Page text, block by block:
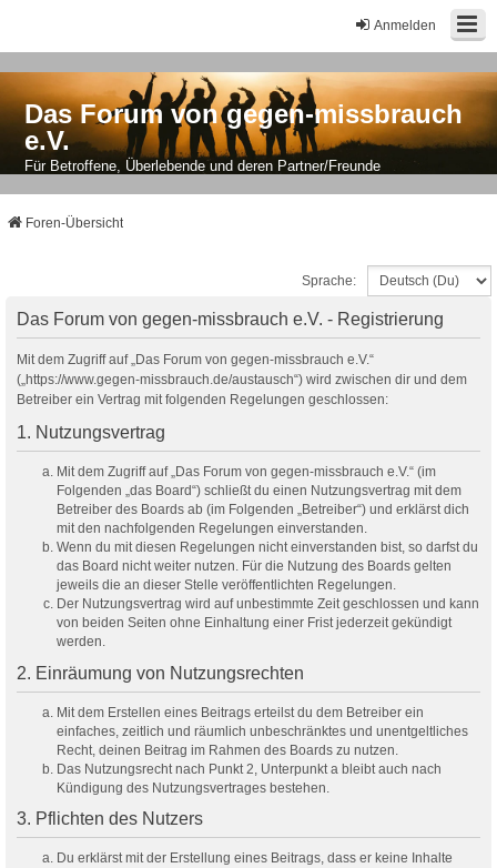
Anmelden
Das Forum von gegen-missbrauch
e.V.
Für Betroffene, Überlebende und deren Partner/Freunde
Foren-Übersicht
Sprache:
Das Forum von gegen-missbrauch e.V. - Registrierung
Mit dem Zugriff auf „Das Forum von gegen-missbrauch e.V.“
(„https://www.gegen-missbrauch.de/austausch“) wird zwischen dir und dem
Betreiber ein Vertrag mit folgenden Regelungen geschlossen:
1. Nutzungsvertrag
Mit dem Zugriff auf „Das Forum von gegen-missbrauch e.V.“ (im
Folgenden „das Board“) schließt du einen Nutzungsvertrag mit dem
Betreiber des Boards ab (im Folgenden „Betreiber“) und erklärst dich
mit den nachfolgenden Regelungen einverstanden.
Wenn du mit diesen Regelungen nicht einverstanden bist, so darfst du
das Board nicht weiter nutzen. Für die Nutzung des Boards gelten
jeweils die an dieser Stelle veröffentlichten Regelungen.
Der Nutzungsvertrag wird auf unbestimmte Zeit geschlossen und kann
von beiden Seiten ohne Einhaltung einer Frist jederzeit gekündigt
werden.
2. Einräumung von Nutzungsrechten
Mit dem Erstellen eines Beitrags erteilst du dem Betreiber ein
einfaches, zeitlich und räumlich unbeschränktes und unentgeltliches
Recht, deinen Beitrag im Rahmen des Boards zu nutzen.
Das Nutzungsrecht nach Punkt 2, Unterpunkt a bleibt auch nach
Kündigung des Nutzungsvertrages bestehen.
3. Pflichten des Nutzers
Du erklärst mit der Erstellung eines Beitrags, dass er keine Inhalte